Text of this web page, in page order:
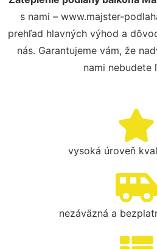
s nami – www.majster-
prehľad hlavných výhod a
nás. Garantujeme vám, že
nami nebudete
vysoká úroveň
nezáväzná a